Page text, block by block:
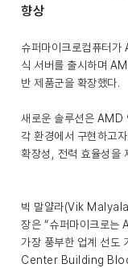
향상
슈퍼마이크로컴퓨터
식 서버를 출시하며
반 제품군을 확장했다.
새로운 솔루션은 AMD
각 환경에서 구현하고
확장성, 전력 효율성을
빅 말얄라(Vik
장은 “슈퍼마이크로는
가장 풍부한 업계 선도
Center Building